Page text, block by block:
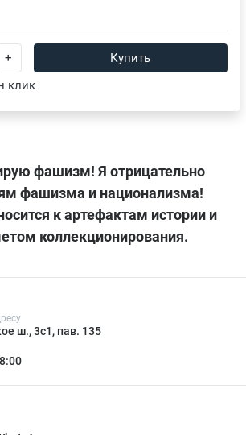
фашизм! Я отрицательно
фашизма и национализма!
к артефактам истории и
коллекционирования.
+
Купить
клик
ш., 3с1, пав. 135